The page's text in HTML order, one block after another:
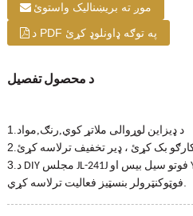
موږ ته بریښنالیک واستوئ
د PDF په توګه ډاونلوډ کړئ
د محصول تفصیل
1 د ډیزاین لوړوالی ملاتړ کوي رنګ مواد
2
3 د DIY مجلس JL-241J فوتو سیل بیس او YS800076 لوازم کولی شي د
فوټوکنټرولر بنسټیز فعالیت ترلاسه کړي